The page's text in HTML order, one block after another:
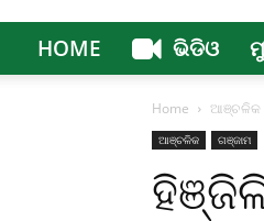
HOME ଭିଡିଓ
Home ଆଞ୍ଚଳିକ
ଆଞ୍ଚଳିକ ଗଞ୍ଜାମ